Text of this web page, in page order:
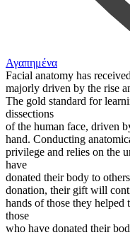
Αγαπημένα
Facial anatomy has
majorly driven by the rise
The gold standard for
dissections
of the human face, driven
hand. Conducting
privilege and relies on the
have
donated their body to
donation, their gift will
hands of those they
those
who have donated their